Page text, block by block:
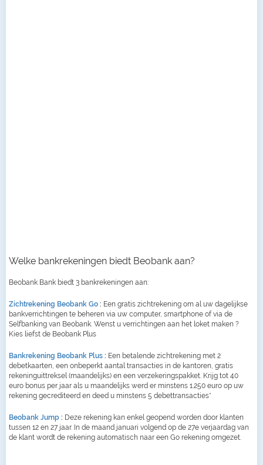
Welke bankrekeningen biedt Beobank aan?
Beobank Bank biedt 3 bankrekeningen aan:
Zichtrekening Beobank Go : Een gratis zichtrekening om al uw dagelijkse
bankverrichtingen te beheren via uw computer, smartphone of via de
Selfbanking van Beobank. Wenst u verrichtingen aan het loket maken ?
Kies liefst de Beobank Plus
Bankrekening Beobank Plus : Een betalende zichtrekening met 2
debetkaarten, een onbeperkt aantal transacties in de kantoren, gratis
rekeninguittreksel (maandelijks) en een verzekeringspakket. Krijg tot 40
euro bonus per jaar als u maandelijks werd er minstens 1.250 euro op uw
rekening gecrediteerd en deed u minstens 5 debettransacties*
Beobank Jump : Deze rekening kan enkel geopend worden door klanten
tussen 12 en 27 jaar. In de maand januari volgend op de 27e verjaardag van
de klant wordt de rekening automatisch naar een Go rekening omgezet.